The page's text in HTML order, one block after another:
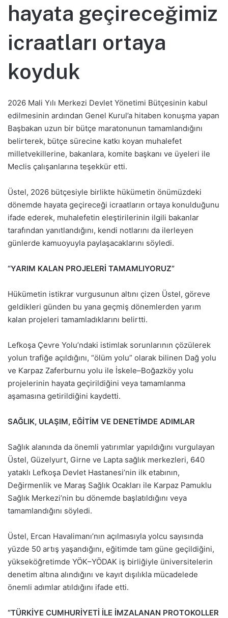
hayata geçireceğimiz
icraatları ortaya
koyduk
2026 Mali Yılı Merkezi Devlet Yönetimi Bütçesinin kabul
edilmesinin ardından Genel Kurul’a hitaben konuşma yapan
Başbakan uzun bir bütçe maratonunun tamamlandığını
belirterek, bütçe sürecine katkı koyan muhalefet
milletvekillerine, bakanlara, komite başkanı ve üyeleri ile
Meclis çalışanlarına teşekkür etti.
Üstel, 2026 bütçesiyle birlikte hükümetin önümüzdeki
dönemde hayata geçireceği icraatların ortaya konulduğunu
ifade ederek, muhalefetin eleştirilerinin ilgili bakanlar
tarafından yanıtlandığını, kendi notlarını da ilerleyen
günlerde kamuoyuyla paylaşacaklarını söyledi.
“YARIM KALAN PROJELERİ TAMAMLIYORUZ”
Hükümetin istikrar vurgusunun altını çizen Üstel, göreve
geldikleri günden bu yana geçmiş dönemlerden yarım
kalan projeleri tamamladıklarını belirtti.
Lefkoşa Çevre Yolu’ndaki istimlak sorunlarının çözülerek
yolun trafiğe açıldığını, “ölüm yolu” olarak bilinen Dağ yolu
ve Karpaz Zaferburnu yolu ile İskele–Boğazköy yolu
projelerinin hayata geçirildiğini veya tamamlanma
aşamasına getirildiğini kaydetti.
SAĞLIK, ULAŞIM, EĞİTİM VE DENETİMDE ADIMLAR
Sağlık alanında da önemli yatırımlar yapıldığını vurgulayan
Üstel, Güzelyurt, Girne ve Lapta sağlık merkezleri, 640
yataklı Lefkoşa Devlet Hastanesi’nin ilk etabının,
Değirmenlik ve Maraş Sağlık Ocakları ile Karpaz Pamuklu
Sağlık Merkezi’nin bu dönemde başlatıldığını veya
tamamlandığını söyledi.
Üstel, Ercan Havalimanı’nın açılmasıyla yolcu sayısında
yüzde 50 artış yaşandığını, eğitimde tam güne geçildiğini,
yükseköğretimde YÖK–YÖDAK iş birliğiyle üniversitelerin
denetim altına alındığını ve kayıt dışılıkla mücadelede
önemli adımlar atıldığını ifade etti.
“TÜRKİYE CUMHURİYETİ İLE İMZALANAN PROTOKOLLER